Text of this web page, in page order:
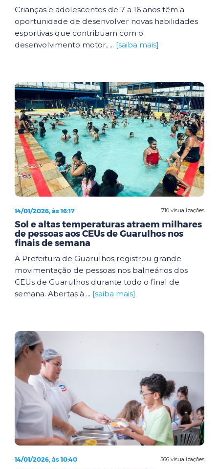
Crianças e adolescentes de 7 a 16 anos têm a
oportunidade de desenvolver novas habilidades
esportivas que contribuam com o
desenvolvimento motor, ... [saiba mais]
710 visualizações
14/01/2026, às 16:17
Sol e altas temperaturas atraem milhares
de pessoas aos CEUs de Guarulhos nos
finais de semana
A Prefeitura de Guarulhos registrou grande
movimentação de pessoas nos balneários dos
CEUs de Guarulhos durante todo o final de
semana. Abertas à ... [saiba mais]
566 visualizações
14/01/2026, às 10:40